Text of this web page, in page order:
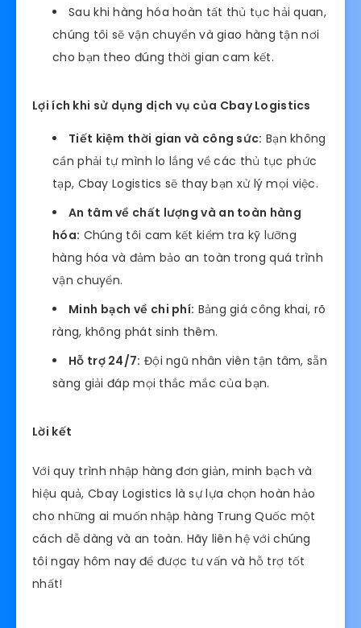
Sau khi hàng hóa hoàn tất thủ tục hải quan,
chúng tôi sẽ vận chuyển và giao hàng tận nơi
cho bạn theo đúng thời gian cam kết.
Lợi ích khi sử dụng dịch vụ của Cbay Logistics
Tiết kiệm thời gian và công sức: Bạn không
cần phải tự mình lo lắng về các thủ tục phức
tạp, Cbay Logistics sẽ thay bạn xử lý mọi việc.
An tâm về chất lượng và an toàn hàng
hóa: Chúng tôi cam kết kiểm tra kỹ lưỡng
hàng hóa và đảm bảo an toàn trong quá trình
vận chuyển.
Minh bạch về chi phí: Bảng giá công khai, rõ
ràng, không phát sinh thêm.
Hỗ trợ 24/7: Đội ngũ nhân viên tận tâm, sẵn
sàng giải đáp mọi thắc mắc của bạn.
Lời kết
Với quy trình nhập hàng đơn giản, minh bạch và
hiệu quả, Cbay Logistics là sự lựa chọn hoàn hảo
cho những ai muốn nhập hàng Trung Quốc một
cách dễ dàng và an toàn. Hãy liên hệ với chúng
tôi ngay hôm nay để được tư vấn và hỗ trợ tốt
nhất!